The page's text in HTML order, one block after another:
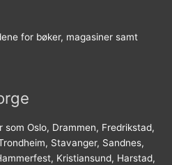
for bøker, magasiner samt
Oslo, Drammen, Fredrikstad,
Stavanger, Sandnes,
Kristiansund, Harstad,